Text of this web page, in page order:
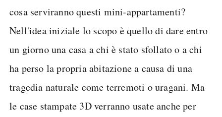
cosa serviranno questi mini-appartamenti?
Nell'idea iniziale lo scopo è quello di dare entro
un giorno una casa a chi è stato sfollato o a chi
ha perso la propria abitazione a causa di una
tragedia naturale come terremoti o uragani. Ma
le case stampate 3D verranno usate anche per